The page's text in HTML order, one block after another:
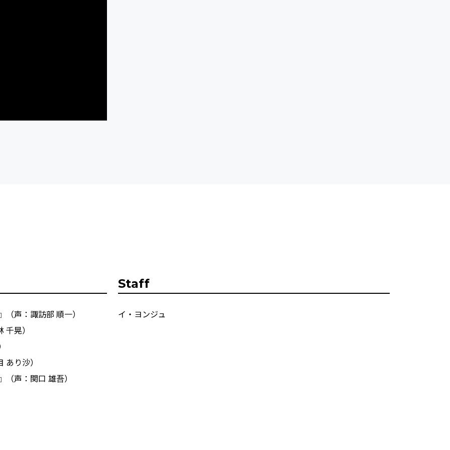
声：諏訪部 順一）
晃）
り沙）
声：関口 雄吾）
Staff
イ・ヨンジュ